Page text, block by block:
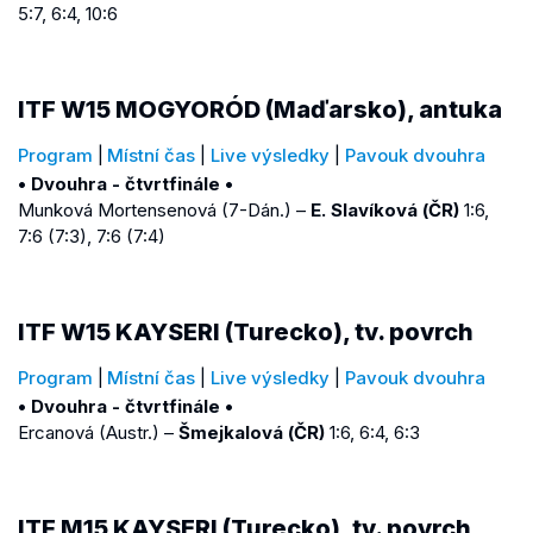
5:7, 6:4, 10:6
ITF W15 MOGYORÓD (Maďarsko), antuka
Program Místní čas Live výsledky
Pavouk dvouhra
• Dvouhra - čtvrtfinále •
Munková Mortensenová (7-Dán.) – E. Slavíková (ČR) 1:6,
7:6 (7:3), 7:6 (7:4)
ITF W15 KAYSERI (Turecko), tv. povrch
Program Místní čas Live výsledky
Pavouk dvouhra
• Dvouhra - čtvrtfinále •
Ercanová (Austr.) – Šmejkalová (ČR) 1:6, 6:4, 6:3